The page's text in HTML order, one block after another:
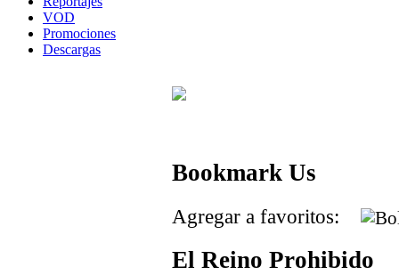
VOD
Promociones
Descargas
Bookmark Us
Agregar a favoritos:
El Reino Prohibido